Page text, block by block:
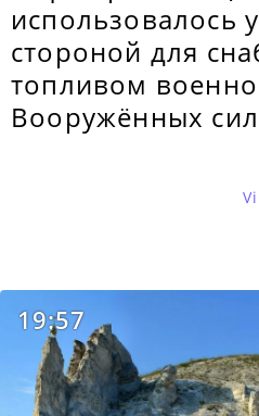
использовалось
стороной для
топливом
Вооружённых
19:57